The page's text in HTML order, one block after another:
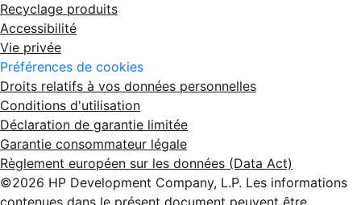
Recyclage produits
Accessibilité
Vie privée
Préférences de cookies
Droits relatifs à vos données personnelles
Conditions d'utilisation
Déclaration de garantie limitée
Garantie consommateur légale
Règlement européen sur les données (Data Act)
©2026 HP Development Company, L.P. Les informations
contenues dans le présent document peuvent être